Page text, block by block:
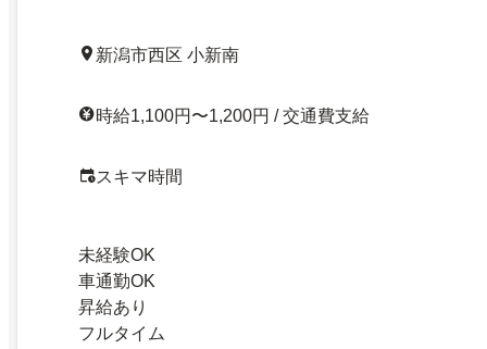
新潟市西区 小新南
時給1,100円〜1,200円 / 交通費支給
スキマ時間
未経験OK
車通勤OK
昇給あり
フルタイム